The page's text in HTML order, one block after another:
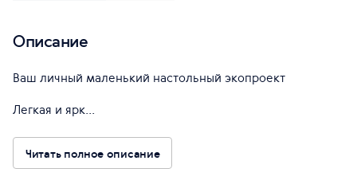
Описание
Ваш личный маленький настольный экопроект
Легкая и ярк...
Читать полное описание